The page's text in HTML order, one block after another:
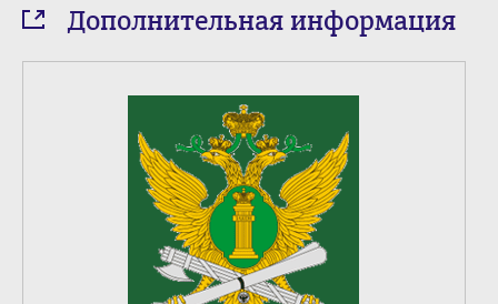
Дополнительная информация